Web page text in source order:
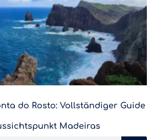
do Rosto: Vollständiger Guide
Madeiras